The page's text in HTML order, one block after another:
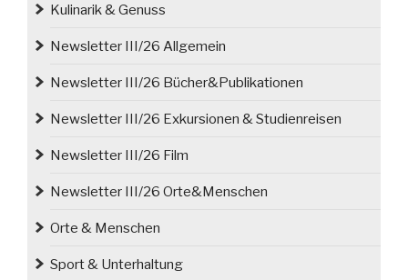
Kulinarik & Genuss
Newsletter III/26 Allgemein
Newsletter III/26 Bücher&Publikationen
Newsletter III/26 Exkursionen & Studienreisen
Newsletter III/26 Film
Newsletter III/26 Orte&Menschen
Orte & Menschen
Sport & Unterhaltung